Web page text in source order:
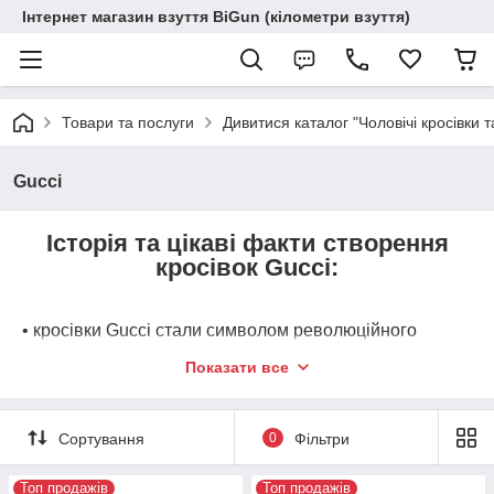
Інтернет магазин взуття BiGun (кілометри взуття)
Товари та послуги Дивитися каталог "Чоловічі кросівки
Gucci
Історія та цікаві факти створення
кросівок Gucci:
• кросівки Gucci стали символом революційного
перетворивши повсякденне спортивне взуття на
експериментів і несподіваних фактів;
• майже 60 років з моменту заснування у 1921 році,
Показати все
Сортування 0 Фільтри
Топ продажів Топ продажів